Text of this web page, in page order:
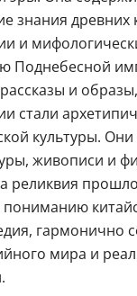
знания древних
и
Поднебесной
и
стали
культуры.
живописи и
реликвия
гармонично
мира и